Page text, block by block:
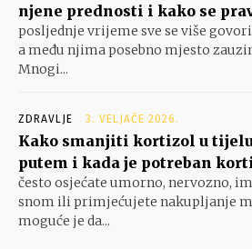
njene prednosti i kako se
posljednje vrijeme sve se više
a među njima posebno mjesto
Mnogi...
ZDRAVLJE 3. VELJAČE 2026.
Kako smanjiti kortizol u
putem i kada je potreban
često osjećate umorno, nervozno,
snom ili primjećujete nakupljanje
moguće je da...